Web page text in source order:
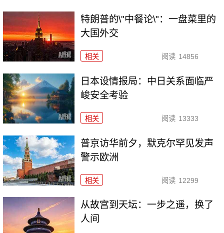
特朗普的\"中餐论\"：一盘菜里的
大国外交
相关 阅读 14856
日本设情报局：中日关系面临严
峻安全考验
相关 阅读 13333
普京访华前夕，默克尔罕见发声
警示欧洲
相关 阅读 12299
从故宫到天坛：一步之遥，换了
人间